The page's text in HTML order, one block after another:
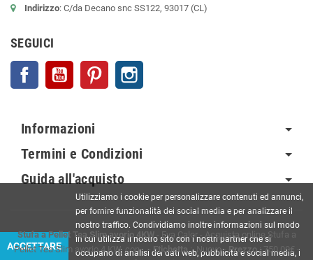
Indirizzo: C/da Decano snc SS122, 93017 (CL)
SEGUICI
Facebook YouTube Pinterest
Informazioni
Termini e Condizioni
Guida all'acquisto
Stufa a Pellet Tea Slim avorio 4KW-Eva Calor-Acquista online Stufa a
Pellet Tea Slim avorio 4 KW, con...-Etichetta: Nuovo-Prezzo:750.00€ -
ACCETTARE
Utilizziamo i cookie per personalizzare contenuti ed annunci,
per fornire funzionalità dei social media e per analizzare il
nostro traffico. Condividiamo inoltre informazioni sul modo
in cui utilizza il nostro sito con i nostri partner che si
occupano di analisi dei dati web, pubblicità e social media, i